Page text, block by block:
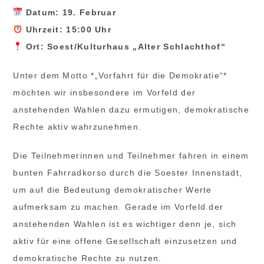
Datum: 19. Februar
Uhrzeit: 15:00 Uhr
Ort: Soest/Kulturhaus „Alter Schlachthof“
Unter dem Motto *„Vorfahrt für die Demokratie“*
möchten wir insbesondere im Vorfeld der
anstehenden Wahlen dazu ermutigen, demokratische
Rechte aktiv wahrzunehmen.
Die Teilnehmerinnen und Teilnehmer fahren in einem
bunten Fahrradkorso durch die Soester Innenstadt,
um auf die Bedeutung demokratischer Werte
aufmerksam zu machen. Gerade im Vorfeld der
anstehenden Wahlen ist es wichtiger denn je, sich
aktiv für eine offene Gesellschaft einzusetzen und
demokratische Rechte zu nutzen.